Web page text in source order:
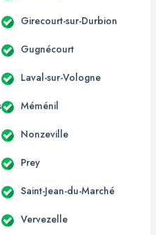
Girecourt-sur-Durbion
Gugnécourt
Laval-sur-Vologne
Méménil
Nonzeville
Prey
Saint-Jean-du-Marché
Vervezelle